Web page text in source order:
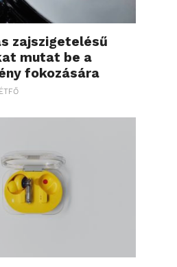
zajszigetelésű
mutat be a
fokozására